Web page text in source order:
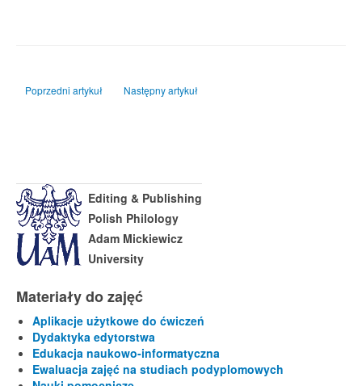
Poprzedni artykuł: Deklaracja dostępności
Poprzedni artykuł Następny artykuł: Tematy badawcze i publikacje
Następny artykuł
Editing & Publishing
Polish Philology
Adam Mickiewicz
University
Materiały do zajęć
Aplikacje użytkowe do ćwiczeń
Dydaktyka edytorstwa
Edukacja naukowo-informatyczna
Ewaluacja zajęć na studiach podyplomowych